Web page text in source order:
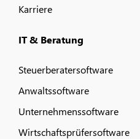
Karriere
IT & Beratung
Steuerberatersoftware
Anwaltssoftware
Unternehmenssoftware
Wirtschaftsprüfersoftware